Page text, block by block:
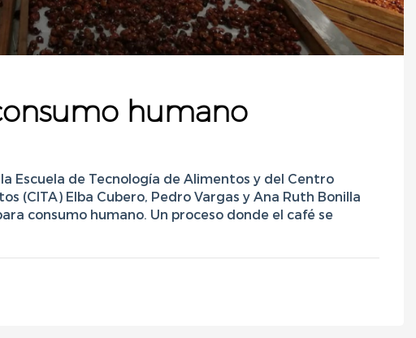
humano
Escuela de Tecnología de Alimentos y del Centro
(CITA) Elba Cubero, Pedro Vargas y Ana Ruth Bonilla
consumo humano. Un proceso donde el café se